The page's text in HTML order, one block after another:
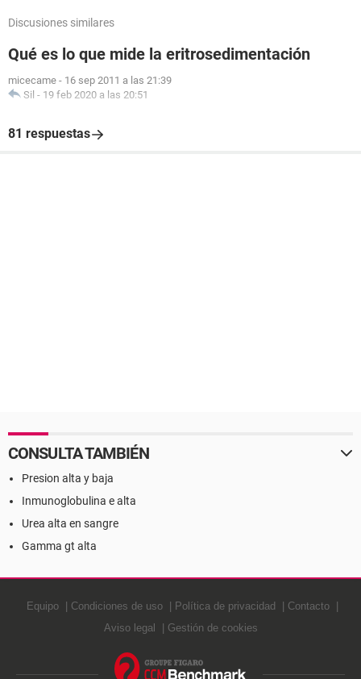
Discusiones similares
Qué es lo que mide la eritrosedimentación
micecame - 16 sep 2011 a las 21:39
Sil - 19 feb 2020 a las 20:51
81 respuestas
CONSULTA TAMBIÉN
Presion alta y baja
Inmunoglobulina e alta
Urea alta en sangre
Gamma gt alta
Equipo Condiciones de uso Política de privacidad
Contacto
Aviso legal
Gestión de cookies